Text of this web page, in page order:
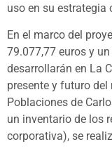
uso en su estrategia
En el marco del
79.077,77 euros y
desarrollarán en La
presente y futuro del
Poblaciones de
un inventario de los
corporativa), se